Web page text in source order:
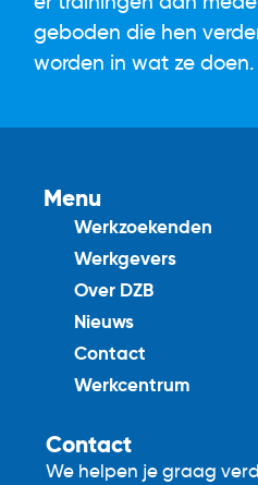
geboden die hen
worden in wat ze doen.
Menu
Werkzoekenden
Werkgevers
Over DZB
Nieuws
Contact
Werkcentrum
Contact
We helpen je graag